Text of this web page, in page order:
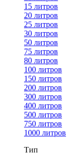
15 литров
20 литров
25 литров
30 литров
50 литров
75 литров
80 литров
100 литров
150 литров
200 литров
300 литров
400 литров
500 литров
750 литров
1000 литров
Тип